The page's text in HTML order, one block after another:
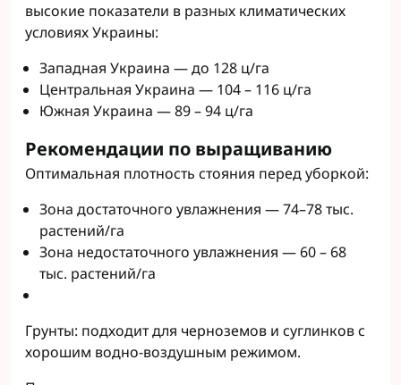
высокие показатели в разных климатических
условиях Украины:
Западная Украина — до 128 ц/га
Центральная Украина — 104 – 116 ц/га
Южная Украина — 89 – 94 ц/га
Рекомендации по выращиванию
Оптимальная плотность стояния перед уборкой:
Зона достаточного увлажнения — 74–78 тыс.
растений/га
Зона недостаточного увлажнения — 60 – 68
тыс. растений/га
Грунты: подходит для черноземов и суглинков с
хорошим водно-воздушным режимом.